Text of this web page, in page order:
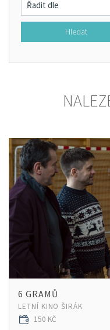
Hledat
6 GRAMŮ
LETNÍ KINO ŠIRÁK
150 KČ